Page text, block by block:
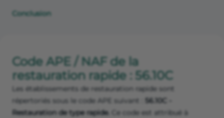
Conclusion
Code APE / NAF de la
restauration rapide : 56.10C
Les établissements de restauration rapide sont
répertoriés sous le code APE suivant :
56.10C -
Restauration de type rapide.
Ce code est attribué à